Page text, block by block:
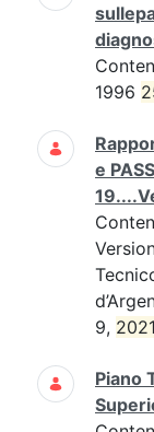
1996
e
9, 2021
Piano